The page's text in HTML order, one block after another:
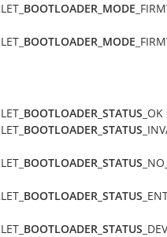
BOOTLOADER_MODE
BOOTLOADER_MODE
BOOTLOADER_STATUS
BOOTLOADER_STATUS
BOOTLOADER_STATUS
BOOTLOADER_STATUS
BOOTLOADER_STATUS